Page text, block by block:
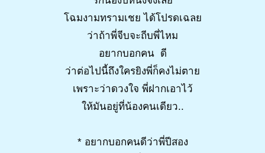
โฉมงามทรามเชย ได้โปรดเฉลย
ว่าถ้าพี่จีบจะถีบพี่ไหม
อยากบอกคน ดี
ว่าต่อไปนี้ถึงใครยิงพี่ก็คงไม่ตาย
เพราะว่าดวงใจ พี่ฝากเอาไว้
ให้มันอยู่ที่น้องคนเดียว..
* อยากบอกคนดีว่าพี่ปีสอง